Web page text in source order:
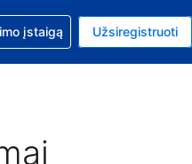
Jungtinių Valstijų doleris
kalba: Lietuvių
įstaigą Užsiregistruoti